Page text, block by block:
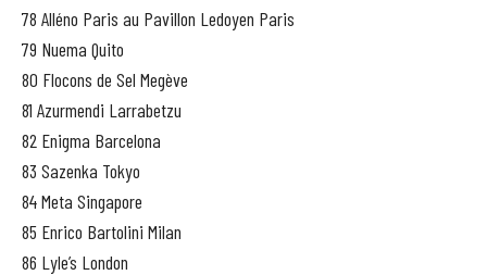
78 Alléno Paris au Pavillon Ledoyen Paris
79 Nuema Quito
80 Flocons de Sel Megève
81 Azurmendi Larrabetzu
82 Enigma Barcelona
83 Sazenka Tokyo
84 Meta Singapore
85 Enrico Bartolini Milan
86 Lyle’s London